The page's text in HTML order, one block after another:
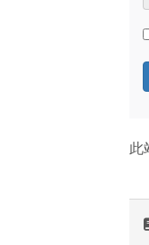
此